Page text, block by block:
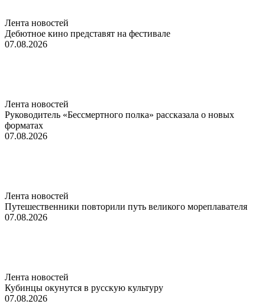
Лента новостей
Дебютное кино представят на фестивале
07.08.2026
Лента новостей
Руководитель «Бессмертного полка» рассказала о новых
форматах
07.08.2026
Лента новостей
Путешественники повторили путь великого мореплавателя
07.08.2026
Лента новостей
Кубинцы окунутся в русскую культуру
07.08.2026